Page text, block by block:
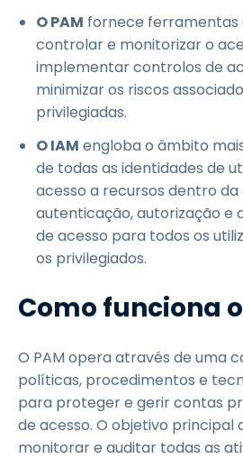
O PAM fornece
controlar e monitorizar o
implementar controlos de
minimizar os riscos
privilegiadas.
O IAM engloba o âmbito
de todas as identidades de
acesso a recursos dentro da
autenticação, autorização e
de acesso para todos os
os privilegiados.
Como funciona o
O PAM opera através de uma
políticas, procedimentos e
para proteger e gerir contas
de acesso. O objetivo principal
monitorar e auditar todas as